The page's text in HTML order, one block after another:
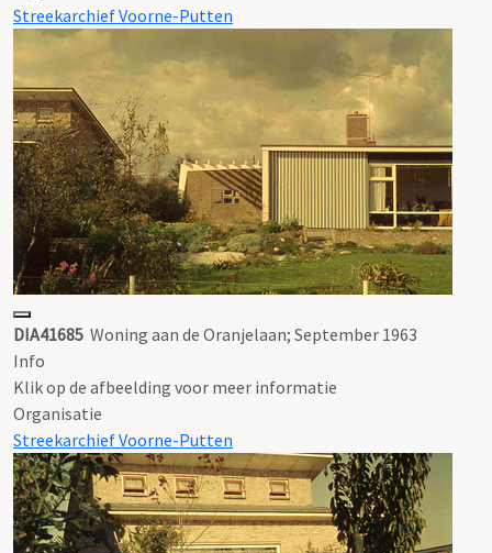
Streekarchief Voorne-Putten
DIA41685 Woning aan de Oranjelaan; September 1963
Info
Klik op de afbeelding voor meer informatie
Organisatie
Streekarchief Voorne-Putten